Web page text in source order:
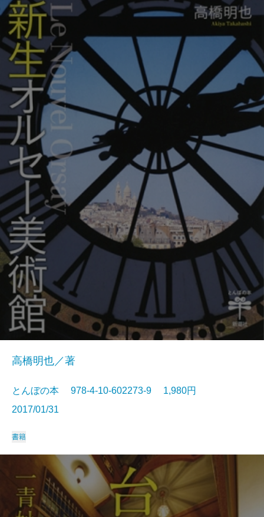
高橋明也／著
とんぼの本 978-4-10-602273-9 1,980円
2017/01/31
書籍